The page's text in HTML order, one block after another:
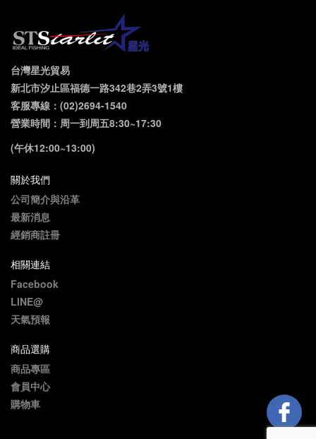
台灣星光貿易
新北市汐止區福德一路342巷2弄3號1樓
客服專線：(02)2694-1540
營業時間：周一到周五8:30~17:30
(午休12:00~13:00)
關於我們
公司簡介與沿革
最新消息
經銷商註冊
相關連結
Facebook
LINE@
天氣預報
商品選購
商品專區
會員中心
購物車